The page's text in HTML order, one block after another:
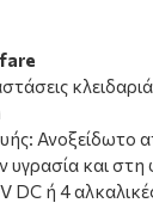
Ανοξείδωτο
υγρασία και στη
DC ή 4